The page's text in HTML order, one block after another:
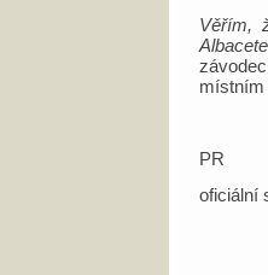
Věřím,
místním
PR
oficiální